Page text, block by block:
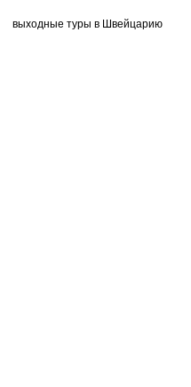
выходные туры в Швейцарию